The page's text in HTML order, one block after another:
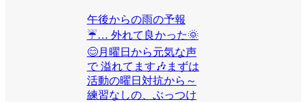
午後からの雨の予報
☔… 外れて良かった🌞
😊月曜日から元気な声
で 溢れてます🎶まずは
活動の曜日対抗から～
練習なしの、ぶっつけ